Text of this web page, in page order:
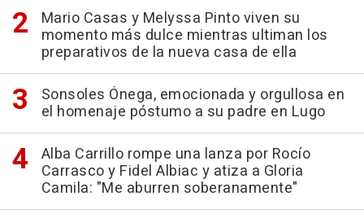
Mario Casas y Melyssa Pinto viven su
momento más dulce mientras ultiman los
preparativos de la nueva casa de ella
Sonsoles Ónega, emocionada y orgullosa en
el homenaje póstumo a su padre en Lugo
Alba Carrillo rompe una lanza por Rocío
Carrasco y Fidel Albiac y atiza a Gloria
Camila: "Me aburren soberanamente"